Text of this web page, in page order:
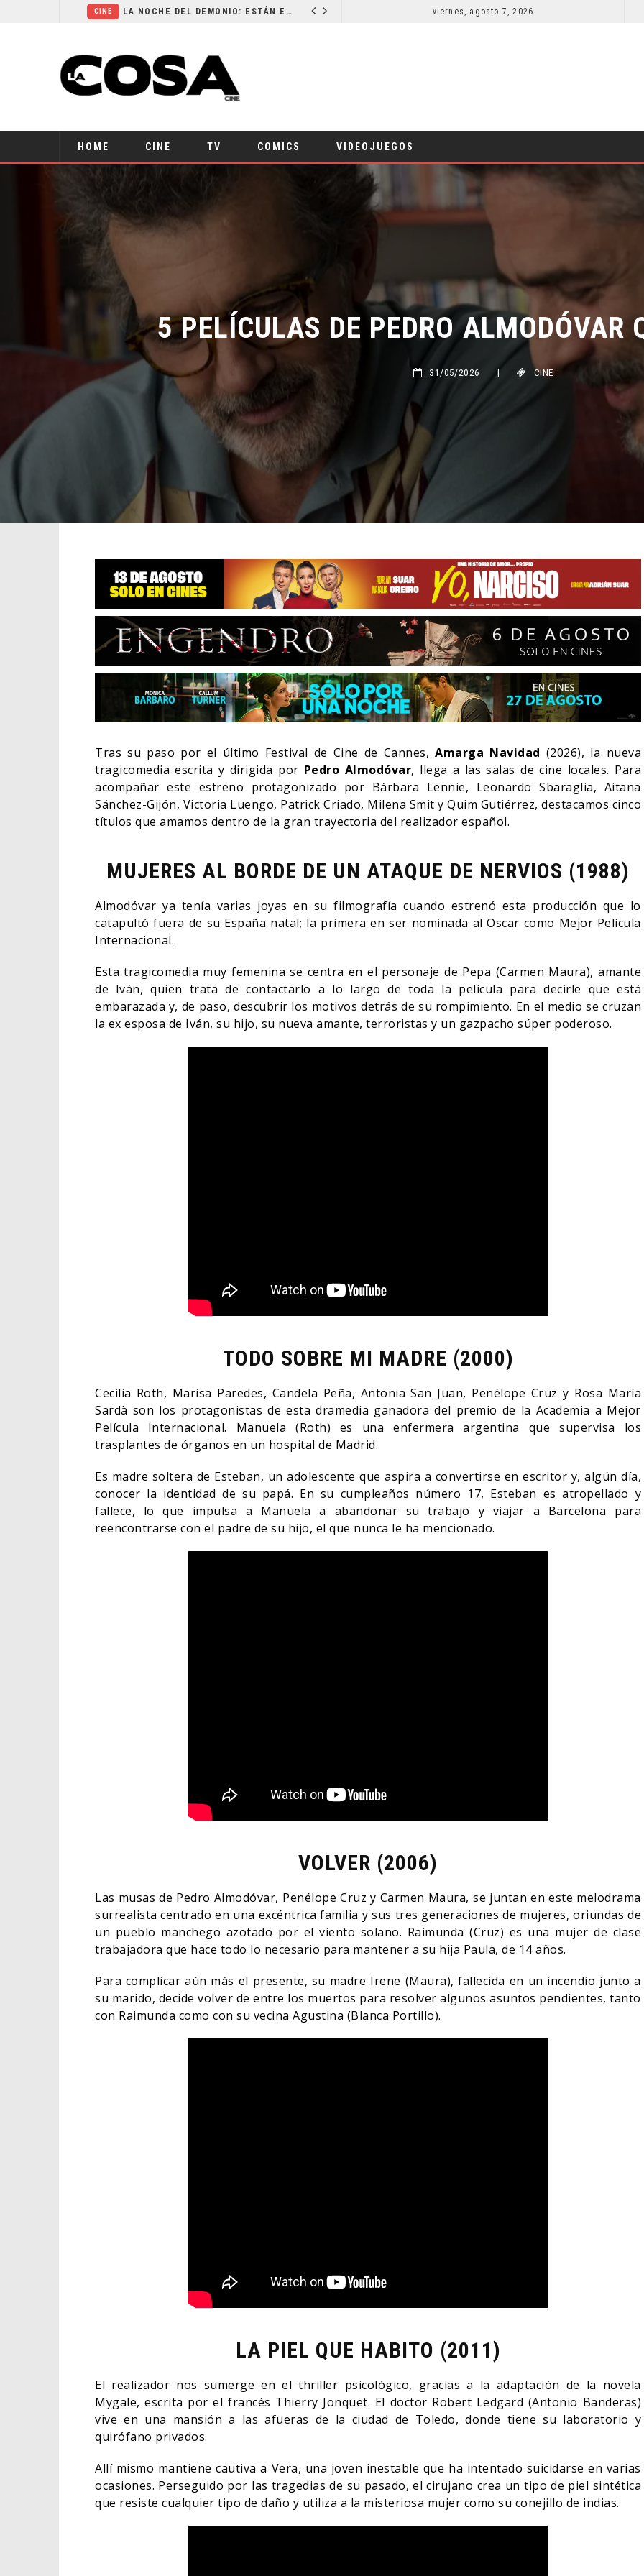
CINE LA NOCHE DEL DEMONIO: ESTÁN ENTRE NOSOTROS – TRAILER FINAL viernes, agosto 7, 2026
HOME CINE TV COMICS VIDEOJUEGOS
5 PELÍCULAS DE PEDRO ALMODÓVAR
CINE
Tras su paso por el último Festival de Cine de Cannes,Amarga Navidad (2026), la nueva
tragicomedia escrita y dirigida por Pedro Almodóvar, llega a las salas de cine locales. Para
acompañar este estreno protagonizado por Bárbara Lennie, Leonardo Sbaraglia, Aitana
Sánchez-Gijón, Victoria Luengo, Patrick Criado, Milena Smit y Quim Gutiérrez, destacamos cinco
títulos que amamos dentro de la gran trayectoria del realizador español.
MUJERES AL BORDE DE UN ATAQUE DE NERVIOS (1988)
Almodóvar ya tenía varias joyas en su filmografía cuando estrenó esta producción que lo
catapultó fuera de su España natal; la primera en ser nominada al Oscar como Mejor Película
Internacional.
Esta tragicomedia muy femenina se centra en el personaje de Pepa (Carmen Maura), amante
de Iván, quien trata de contactarlo a lo largo de toda la película para decirle que está
embarazada y, de paso, descubrir los motivos detrás de su rompimiento. En el medio se cruzan
la ex esposa de Iván, su hijo, su nueva amante, terroristas y un gazpacho súper poderoso.
TODO SOBRE MI MADRE (2000)
Cecilia Roth, Marisa Paredes, Candela Peña, Antonia San Juan, Penélope Cruz y Rosa María
Sardà son los protagonistas de esta dramedia ganadora del premio de la Academia a Mejor
Película Internacional. Manuela (Roth) es una enfermera argentina que supervisa los
trasplantes de órganos en un hospital de Madrid.
Es madre soltera de Esteban, un adolescente que aspira a convertirse en escritor y, algún día,
conocer la identidad de su papá. En su cumpleaños número 17, Esteban es atropellado y
fallece, lo que impulsa a Manuela a abandonar su trabajo y viajar a Barcelona para
reencontrarse con el padre de su hijo, el que nunca le ha mencionado.
VOLVER (2006)
Las musas de Pedro Almodóvar, Penélope Cruz y Carmen Maura, se juntan en este melodrama
surrealista centrado en una excéntrica familia y sus tres generaciones de mujeres, oriundas de
un pueblo manchego azotado por el viento solano. Raimunda (Cruz) es una mujer de clase
trabajadora que hace todo lo necesario para mantener a su hija Paula, de 14 años.
Para complicar aún más el presente, su madre Irene (Maura), fallecida en un incendio junto a
su marido, decide volver de entre los muertos para resolver algunos asuntos pendientes, tanto
con Raimunda como con su vecina Agustina (Blanca Portillo).
LA PIEL QUE HABITO (2011)
El realizador nos sumerge en el thriller psicológico, gracias a la adaptación de la novela
Mygale, escrita por el francés Thierry Jonquet. El doctor Robert Ledgard (Antonio Banderas)
vive en una mansión a las afueras de la ciudad de Toledo, donde tiene su laboratorio y
quirófano privados.
Allí mismo mantiene cautiva a Vera, una joven inestable que ha intentado suicidarse en varias
ocasiones. Perseguido por las tragedias de su pasado, el cirujano crea un tipo de piel sintética
que resiste cualquier tipo de daño y utiliza a la misteriosa mujer como su conejillo de indias.
SIGUE EN EL LIMBO?
CINE 07/08/2026
SECUELA DE JURASSIC
DIRECTOR
CINE 07/08/2026
RESEÑA LA INVITACIÓN:
OLIVIA WILDE REFLEXIONA
SOBRE LA VIDA CONYUGAL
CINE 06/08/2026